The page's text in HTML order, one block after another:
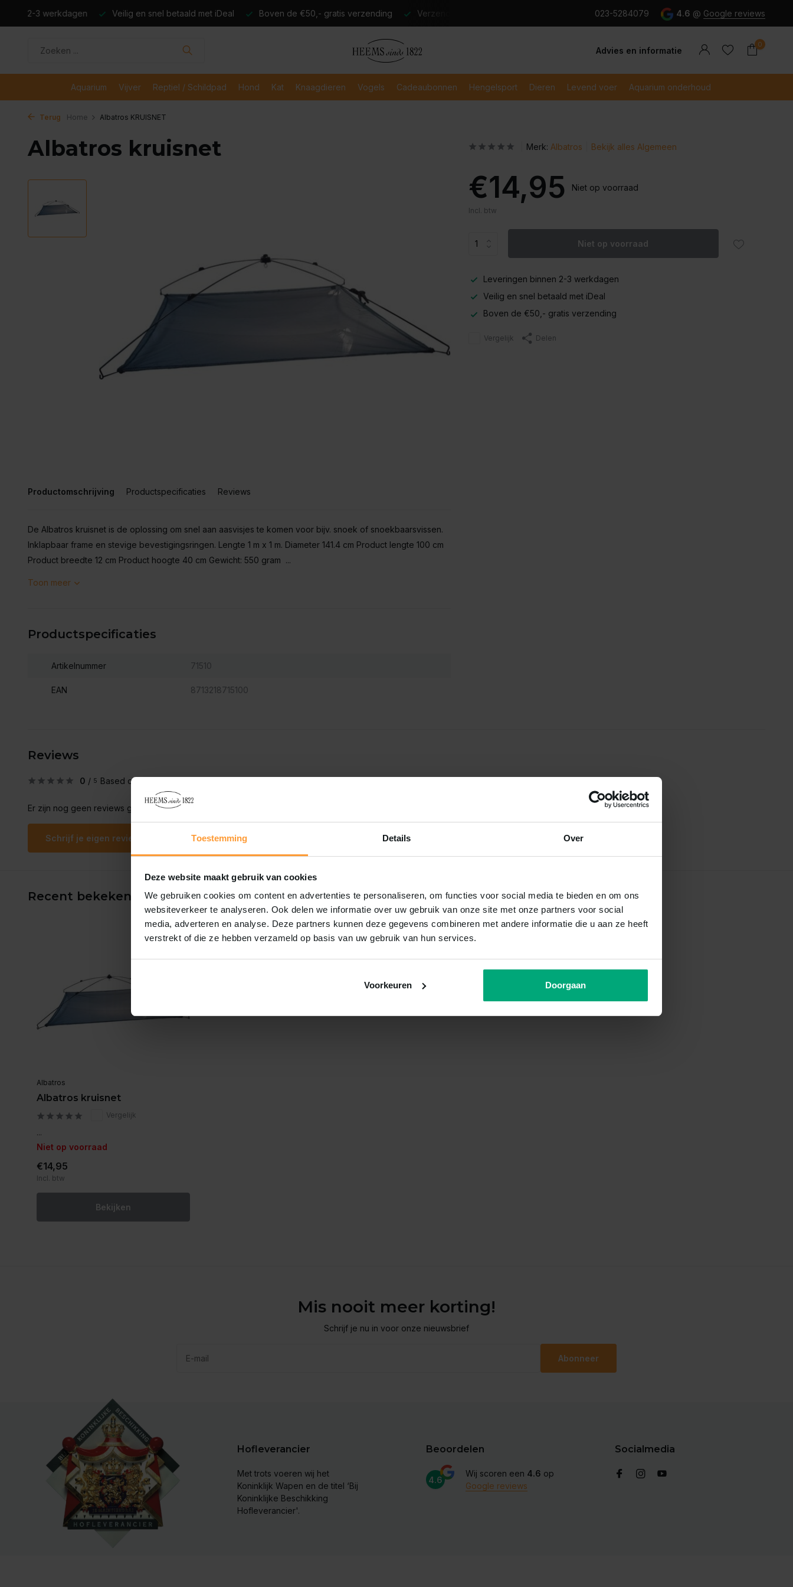
Toestemming Details Over
Deze website maakt gebruik van cookies
We gebruiken cookies om content en advertenties te personaliseren, om functies voor social media te bieden en om ons
websiteverkeer te analyseren. Ook delen we informatie over uw gebruik van onze site met onze partners voor social
media, adverteren en analyse. Deze partners kunnen deze gegevens combineren met andere informatie die u aan ze heeft
verstrekt of die ze hebben verzameld op basis van uw gebruik van hun services.
Voorkeuren Doorgaan
Veilig en snel betaald met iDeal Boven de €50,- gratis verzending Verzending binnen 2-3 werkdagen Veilig en snel betaald met iDeal
023-5284079 4.6 @ Google reviews
Advies en informatie
Account
0
Aquarium Vijver Reptiel / Schildpad Hond Kat Knaagdieren Vogels Cadeaubonnen Hengelsport Dieren Levend voer Aquarium onderhoud
Terug Home Albatros KRUISNET
Albatros kruisnet
Productomschrijving Productspecificaties Reviews
De Albatros kruisnet is de oplossing om snel aan aasvisjes te komen voor bijv. snoek of snoekbaarsvissen.
Inklapbaar frame en stevige bevestigingsringen. Lengte 1 m x 1 m. Diameter 141.4 cm Product lengte 100 cm
Product breedte 12 cm Product hoogte 40 cm Gewicht: 550 gram ...
Toon meer
Productspecificaties
Artikelnummer 71510
EAN 8713218715100
Merk: Albatros Bekijk alles Algemeen
€14,95 Niet op voorraad
Incl. btw
Niet op voorraad
Leveringen binnen 2-3 werkdagen
Veilig en snel betaald met iDeal
Boven de €50,- gratis verzending
Vergelijk Delen
Reviews
0 / 5 Based on 0 reviews
Er zijn nog geen reviews geschreven over dit product..
Schrijf je eigen review
Recent bekeken
Albatros
Albatros kruisnet
Vergelijk
...
Niet op voorraad
€14,95
Incl. btw
Bekijken
Mis nooit meer korting!
Schrijf je nu in voor onze nieuwsbrief
Abonneer
Hofleverancier
Met trots voeren wij het
Koninklijk Wapen en de titel ‘Bij
Koninklijke Beschikking
Hofleverancier'.
Beoordelen
4.6
Wij scoren een 4.6 op
Google reviews
Socialmedia